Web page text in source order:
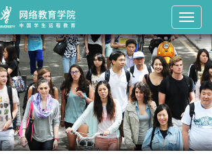
Toggle